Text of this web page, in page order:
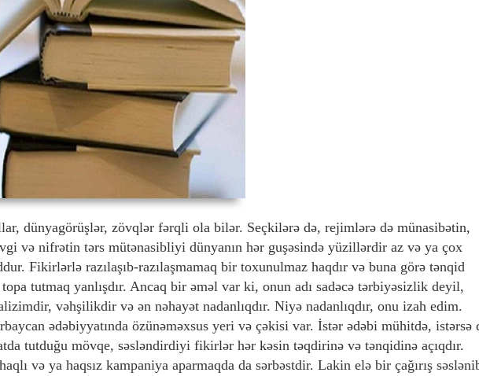
dünyagörüşlər, zövqlər fərqli ola bilər. Seçkilərə də, rejimlərə də münasibətin,
və nifrətin tərs mütənasibliyi dünyanın hər guşəsində yüzillərdir az və ya çox
Fikirlərlə razılaşıb-razılaşmamaq bir toxunulmaz haqdır və buna görə tənqid
tutmaq yanlışdır. Ancaq bir əməl var ki, onun adı sadəcə tərbiyəsizlik deyil,
vəhşilikdir və ən nəhayət nadanlıqdır. Niyə nadanlıqdır, onu izah edim.
ədəbiyyatında özünəməxsus yeri və çəkisi var. İstər ədəbi mühitdə, istərsə
tutduğu mövqe, səsləndirdiyi fikirlər hər kəsin təqdirinə və tənqidinə açıqdır.
və ya haqsız kampaniya aparmaqda da sərbəstdir. Lakin elə bir çağırış